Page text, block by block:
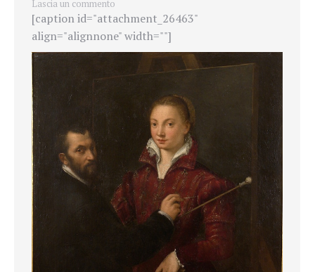
Lascia un commento
[caption id="attachment_26463"
align="alignnone" width=""]